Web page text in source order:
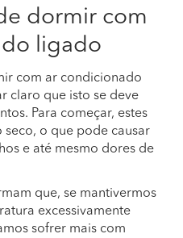
dormir com
ligado
com ar condicionado
claro que isto se deve
Para começar, estes
seco, o que pode causar
e até mesmo dores de
que, se mantivermos
excessivamente
sofrer mais com